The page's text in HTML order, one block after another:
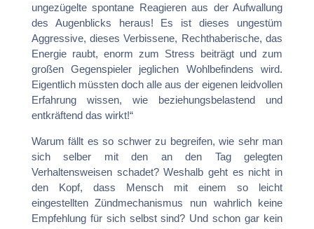
ungezügelte spontane Reagieren aus der Aufwallung
des Augenblicks heraus! Es ist dieses ungestüm
Aggressive, dieses Verbissene, Rechthaberische, das
Energie raubt, enorm zum Stress beiträgt und zum
großen Gegenspieler jeglichen Wohlbefindens wird.
Eigentlich müssten doch alle aus der eigenen leidvollen
Erfahrung wissen, wie beziehungsbelastend und
entkräftend das wirkt!“
Warum fällt es so schwer zu begreifen, wie sehr man
sich selber mit den an den Tag gelegten
Verhaltensweisen schadet? Weshalb geht es nicht in
den Kopf, dass Mensch mit einem so leicht
eingestellten Zündmechanismus nun wahrlich keine
Empfehlung für sich selbst sind? Und schon gar kein